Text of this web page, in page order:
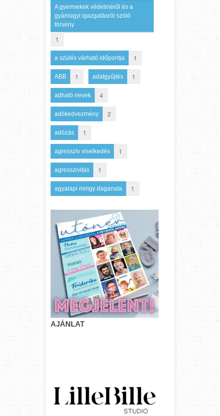
A gyermekek védelméről és a
gyámügyi igazgatásról szóló
törvény
1
a szülés várható időpontja 1
ABB 1 adatgyűjtés 1
adható nevek 4
adókedvezmény 2
adózás 1
agresszív viselkedés 1
agresszivitás 1
agyalapi mirigy daganata 1
AJÁNLAT